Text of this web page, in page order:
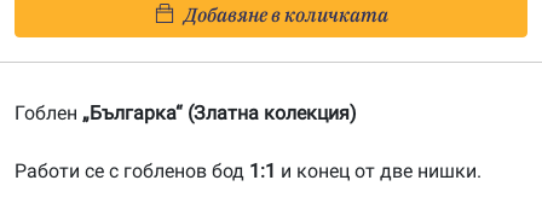
1:1-
20070905
Добавяне в количката
Гоблен „Българка“ (Златна колекция)
Работи се с гобленов бод 1:1 и конец от две нишки.